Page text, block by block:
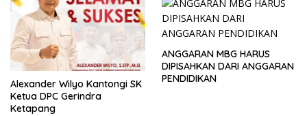
Alexander Wilyo Kantongi SK
Ketua DPC Gerindra
Ketapang
ANGGARAN MBG HARUS
DIPISAHKAN DARI ANGGARAN
PENDIDIKAN